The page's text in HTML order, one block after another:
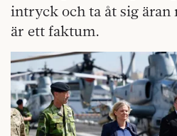
intryck och ta åt sig
är ett faktum.